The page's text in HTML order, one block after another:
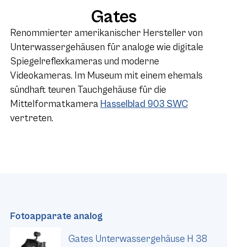
Gates
Renommierter amerikanischer Hersteller von
Unterwassergehäusen für analoge wie digitale
Spiegelreflexkameras und moderne
Videokameras. Im Museum mit einem ehemals
sündhaft teuren Tauchgehäuse für die
Mittelformatkamera Hasselblad 903 SWC
vertreten.
Fotoapparate analog
Gates Unterwassergehäuse H 38